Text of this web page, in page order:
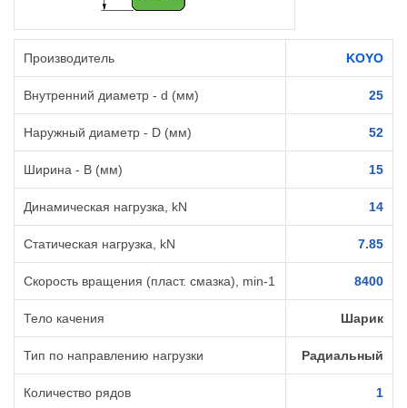
Производитель KOYO
Внутренний диаметр - d (мм) 25
Наружный диаметр - D (мм) 52
Ширина - B (мм) 15
Динамическая нагрузка, kN 14
Статическая нагрузка, kN 7.85
Скорость вращения (пласт. смазка), min-1 8400
Тело качения Шарик
Тип по направлению нагрузки Радиальный
Количество рядов 1